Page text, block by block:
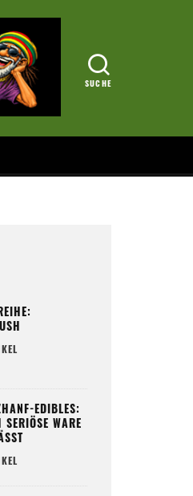
EDIBLES:
WARE